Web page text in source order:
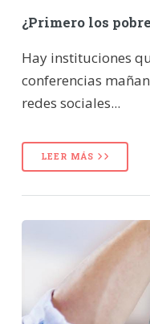
¿Primero los
Hay instituciones
conferencias
redes sociales...
LEER MÁS